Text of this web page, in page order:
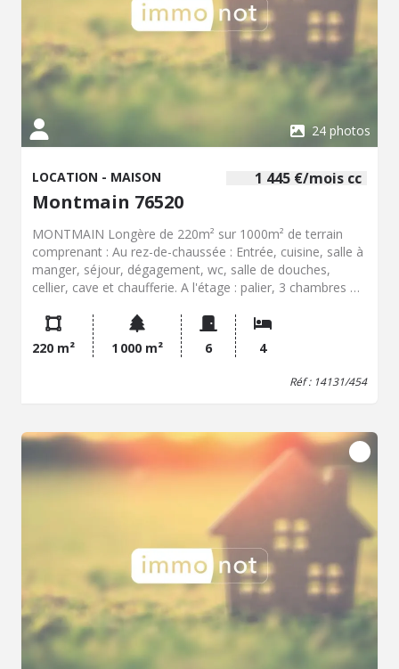
24 photos
1 445 €/mois cc
LOCATION - MAISON
Montmain 76520
MONTMAIN Longère de 220m² sur 1000m² de terrain
comprenant : Au rez-de-chaussée : Entrée, cuisine, salle à
manger, séjour, dégagement, wc, salle de douches,
cellier, cave et chaufferie. A l'étage : palier, 3 chambres +
pompe à chaleur, garage double ouvert, et jardin. Dispo
de suite Dans les charges : Entretien pompe à chaleur et
taxe ordures ménagères
220 m² 1 000 m² 6 4
Réf : 14131/454